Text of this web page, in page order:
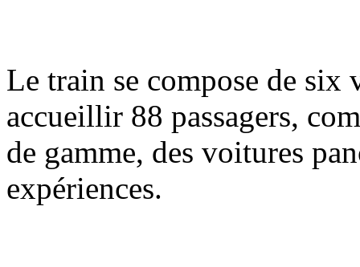
Le train se compose de six
accueillir 88 passagers,
de gamme, des voitures
expériences.